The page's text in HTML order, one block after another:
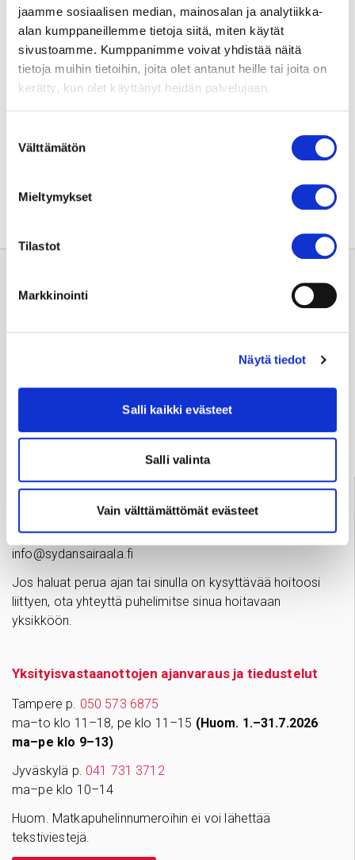
jaamme sosiaalisen median, mainosalan ja analytiikka-
alan kumppaneillemme tietoja siitä, miten käytät
sivustoamme. Kumppanimme voivat yhdistää näitä
tietoja muihin tietoihin, joita olet antanut heille tai joita on
kerätty, kun olet käyttänyt heidän palvelujaan.
valinta
Välttämätön
Mieltymykset
Tilastot
Markkinointi
Näytä tiedot
Salli kaikki evästeet
Salli valinta
Vain välttämättömät evästeet
Lisätietoja
Markku Eskola, toimintojohtaja, kardiologian ylilääkäri,
p. 03 311 66080, markku.eskola@sydansairaala.fi
Mirja Tilus, palvelupäällikkö, p. 03 311 69208,
Jaa sivu:
Anna palautetta
Palve­lu­neu­vonta
03 311 64145
Arkisin klo 7.30–15
info@sydansairaala.fi
Jos haluat perua ajan tai sinulla on kysyttävää hoitoosi
liittyen, ota yhteyttä puhelimitse sinua hoitavaan
yksikköön.
Yksityisvastaanottojen ajanvaraus ja tiedustelut
Tampere p. 050 573 6875
ma–to klo 11–18, pe klo 11–15 (Huom. 1.–31.7.2026
ma–pe klo 9–13)
Jyväskylä p. 041 731 3712
ma–pe klo 10–14
Huom. Matkapuhelinnumeroihin ei voi lähettää
tekstiviestejä.